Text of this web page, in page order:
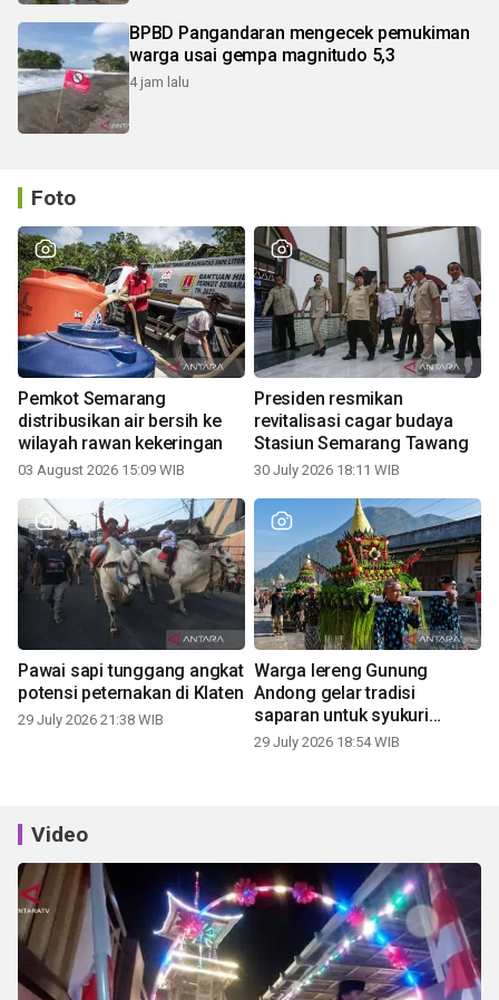
BPBD Pangandaran mengecek pemukiman
warga usai gempa magnitudo 5,3
4 jam lalu
Foto
Pemkot Semarang
distribusikan air bersih ke
wilayah rawan kekeringan
03 August 2026 15:09 WIB
Presiden resmikan
revitalisasi cagar budaya
Stasiun Semarang Tawang
30 July 2026 18:11 WIB
Pawai sapi tunggang angkat
potensi peternakan di Klaten
29 July 2026 21:38 WIB
Warga lereng Gunung
Andong gelar tradisi
saparan untuk syukuri
panen
29 July 2026 18:54 WIB
Video